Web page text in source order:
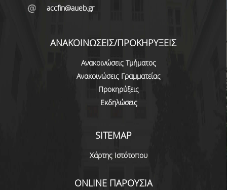
ΜΑΘΗΜΑΤΑ ΠΡΟΓΡΑΜΜΑΤΟΣ ΣΠΟΥΔΩΝ
ΑΚΑΔΗΜΑΪΚΟ ΗΜΕΡΟΛΟΓΙΟ
ΚΑΝΟΝΙΣΜΟΣ ΔΙΕΞΑΓΩΓΗΣ ΕΞΕΤΑΣΕΩΝ
ΚΑΤΑΤΑΚΤΗΡΙΕΣ ΕΞΕΤΑΣΕΙΣ
ΜΕΤΑΠΤΥΧΙΑΚΕΣ
accfin@aueb.gr
ΑΝΑΚΟΙΝΩΣΕΙΣ/ΠΡΟΚΗΡΥΞΕΙΣ
Ανακοινώσεις Τμήματος
Ανακοινώσεις Γραμματείας
Προκηρύξεις
Εκδηλώσεις
SITEMAP
Χάρτης Ιστότοπου
ONLINE ΠΑΡΟΥΣΙΑ